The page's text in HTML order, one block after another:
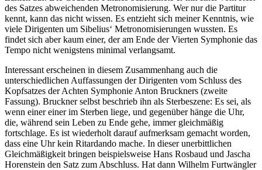
des Satzes abweichenden Metronomisierung. Wer nur die Partitur
kennt, kann das nicht wissen. Es entzieht sich meiner Kenntnis, wie
viele Dirigenten um Sibelius‘ Metronomisierungen wussten. Es
findet sich aber kaum einer, der am Ende der Vierten Symphonie das
Tempo nicht wenigstens minimal verlangsamt.
Interessant erscheinen in diesem Zusammenhang auch die
unterschiedlichen Auffassungen der Dirigenten vom Schluss des
Kopfsatzes der Achten Symphonie Anton Bruckners (zweite
Fassung). Bruckner selbst beschrieb ihn als Sterbeszene: Es sei, als
wenn einer einer im Sterben liege, und gegenüber hänge die Uhr,
die, während sein Leben zu Ende gehe, immer gleichmäßig
fortschlage. Es ist wiederholt darauf aufmerksam gemacht worden,
dass eine Uhr kein Ritardando mache. In dieser unerbittlichen
Gleichmäßigkeit bringen beispielsweise Hans Rosbaud und Jascha
Horenstein den Satz zum Abschluss. Hat dann Wilhelm Furtwängler